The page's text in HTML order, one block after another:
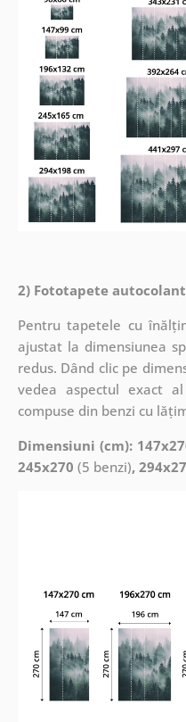
2) Fototapete
Pentru tapetele cu
ajustat la dimensiunea
redus. Dând clic pe
vedea aspectul exact
compuse din benzi cu
Dimensiuni (cm):
245x270 (5 benzi),